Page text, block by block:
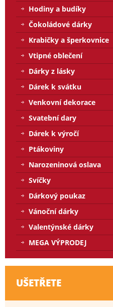
Hodiny a budíky
Čokoládové dárky
Krabičky a šperkovnice
Vtipné oblečení
Dárky z lásky
Dárek k svátku
Venkovní dekorace
Svatební dary
Dárek k výročí
Ptákoviny
Narozeninová oslava
Svíčky
Dárkový poukaz
Vánoční dárky
Valentýnské dárky
MEGA VÝPRODEJ
UŠETŘETE